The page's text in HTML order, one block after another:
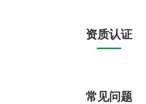
资质认证
常见问题